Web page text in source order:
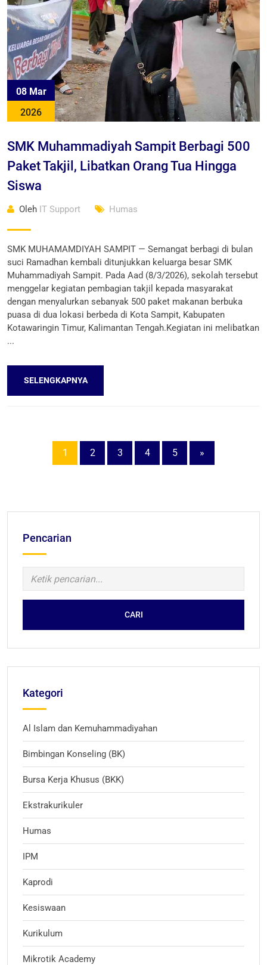
08 Mar
2026
SMK Muhammadiyah Sampit Berbagi 500
Paket Takjil, Libatkan Orang Tua Hingga
Siswa
Oleh IT Support Humas
SMK MUHAMAMDIYAH SAMPIT — Semangat berbagi di bulan
suci Ramadhan kembali ditunjukkan keluarga besar SMK
Muhammadiyah Sampit. Pada Aad (8/3/2026), sekolah tersebut
menggelar kegiatan pembagian takjil kepada masyarakat
dengan menyalurkan sebanyak 500 paket makanan berbuka
puasa di dua lokasi berbeda di Kota Sampit, Kabupaten
Kotawaringin Timur, Kalimantan Tengah.Kegiatan ini melibatkan
...
SELENGKAPNYA
1 2 3 4 5 »
Pencarian
CARI
Kategori
Al Islam dan Kemuhammadiyahan
Bimbingan Konseling (BK)
Bursa Kerja Khusus (BKK)
Ekstrakurikuler
Humas
IPM
Kaprodi
Kesiswaan
Kurikulum
Mikrotik Academy